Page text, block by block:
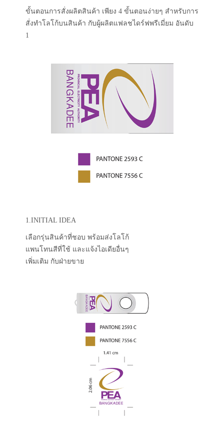
ขั้นตอนการสั่งผลิตสินค้า เพียง 4 ขั้นตอนง่ายๆ สำหรับการ
สั่งทำโลโก้บนสินค้า กับผู้ผลิตแฟลชไดร์ฟพรีเมี่ยม อันดับ
1
1.INITIAL IDEA
เลือกรุ่นสินค้าที่ชอบ พร้อมส่งโลโก้
แพนโทนสีที่ใช้ และแจ้งไอเดียอื่นๆ
เพิ่มเติม กับฝ่ายขาย